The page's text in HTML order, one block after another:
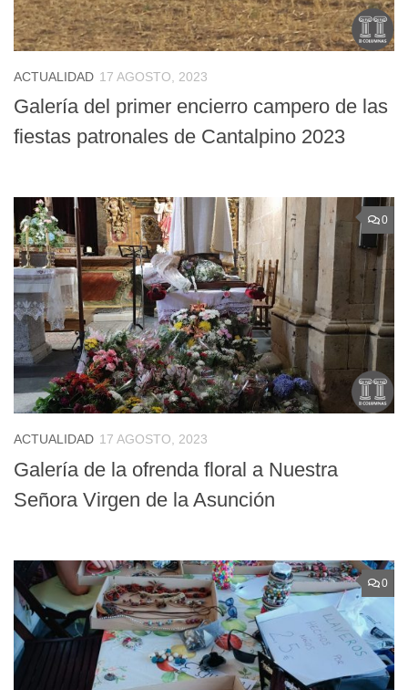
ACTUALIDAD 17 AGOSTO, 2023
Galería del primer encierro campero de las
fiestas patronales de Cantalpino 2023
0
ACTUALIDAD 17 AGOSTO, 2023
Galería de la ofrenda floral a Nuestra
Señora Virgen de la Asunción
0